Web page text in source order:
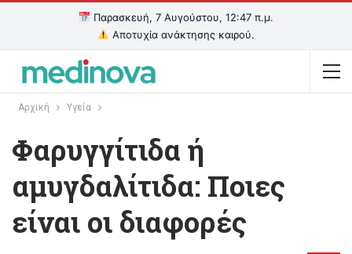
Παρασκευή, 7 Αυγούστου, 12:47 π.μ.
Αποτυχία ανάκτησης καιρού.
Αρχική Υγεία
Φαρυγγίτιδα ή
αμυγδαλίτιδα: Ποιες
είναι οι διαφορές